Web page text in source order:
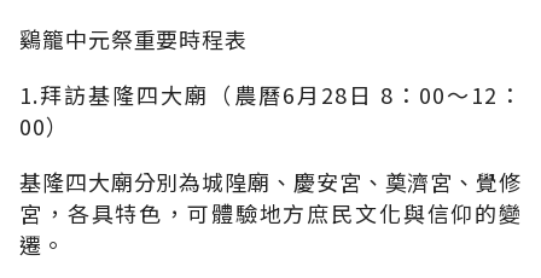
鷄籠中元祭重要時程表
1.拜訪基隆四大廟（農曆6月28日 8：00～12：
00）
基隆四大廟分別為城隍廟、慶安宮、奠濟宮、覺修
宮，各具特色，可體驗地方庶民文化與信仰的變
遷。